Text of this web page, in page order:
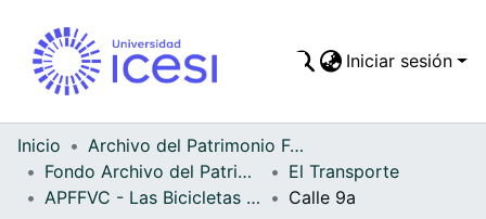
Todo DSpace
Estadísticas
Iniciar sesión
Inicio
Archivo del Patrimonio Fotográfico y Fílmico del Valle del Cauca
Fondo Archivo del Patrimonio Fotográfico y Fílmico del Valle del Cauca
El Transporte
APFFVC - Las Bicicletas y Ca - Patrimonial
Calle 9a